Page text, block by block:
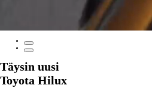
Täysin uusi
Toyota Hilux